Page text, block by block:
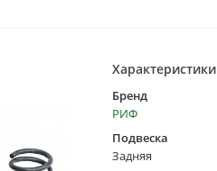
Характеристики
Бренд
РИФ
Подвеска
Задняя